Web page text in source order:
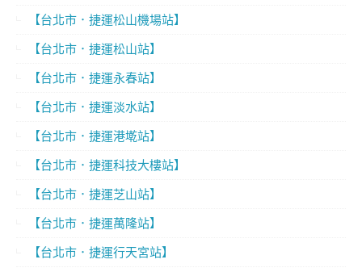
【台北市．捷運松山機場站】
【台北市．捷運松山站】
【台北市．捷運永春站】
【台北市．捷運淡水站】
【台北市．捷運港墘站】
【台北市．捷運科技大樓站】
【台北市．捷運芝山站】
【台北市．捷運萬隆站】
【台北市．捷運行天宮站】